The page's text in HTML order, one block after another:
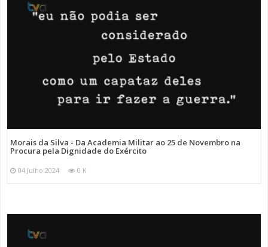
Morais da Silva - Da Academia Militar ao 25 de Novembro na
Procura pela Dignidade do Exército
04 Julho 2024 0 K